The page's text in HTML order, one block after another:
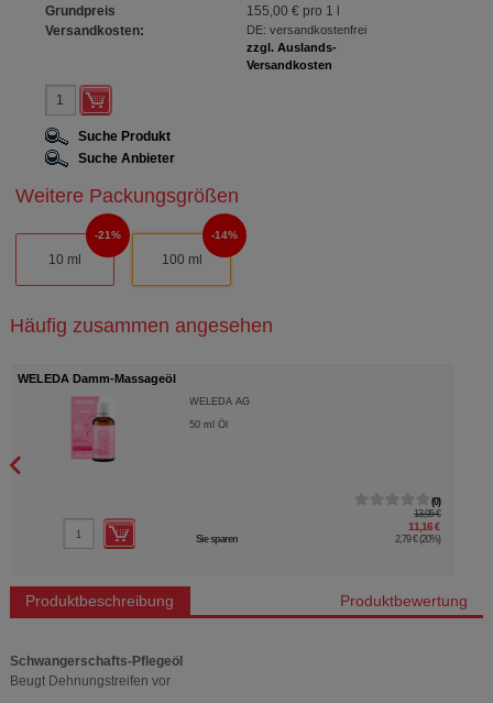
Grundpreis
155,00 €pro 1 l
Versandkosten:
DE: versandkostenfrei
zzgl. Auslands-
Versandkosten
Suche Produkt
Suche Anbieter
Weitere Packungsgrößen
10 ml
21%
100 ml
14%
Häufig zusammen angesehen
WELEDA Damm-Massageöl
WELEDA AG
50ml Öl
0
13,95 €
11,16 €
Sie sparen 2,79 € (20%)
Produktbeschreibung Produktbewertung
Schwangerschafts-Pflegeöl
Beugt Dehnungstreifen vor